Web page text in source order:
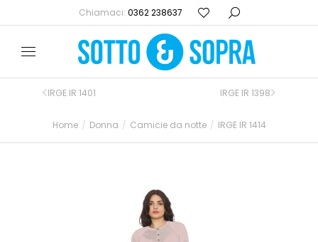
Chiamaci: 0362 238637
Tu sei qui:
Home Donna Camicie da notte IRGE IR 1414
IRGE IR 1401 IRGE IR 1398